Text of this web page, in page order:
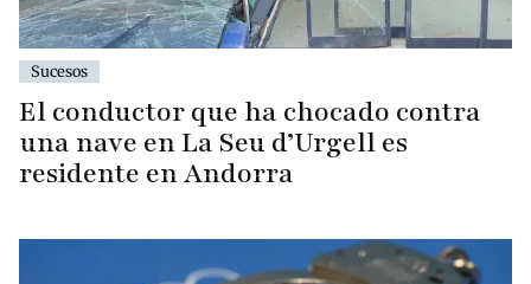
Sucesos
El conductor que ha chocado contra
una nave en La Seu d’Urgell es
residente en Andorra